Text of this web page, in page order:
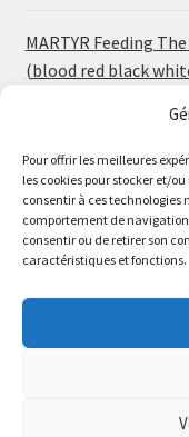
Pour offrir les meilleures
les cookies pour stocker et/
consentir à ces technologies
comportement de navigation
consentir ou de retirer son
caractéristiques et fonctions.
Le magasin de
inclus. Les
The physical
august 17th
MARTYR Feeding
(blood red black
MARTYR Warp Zone
green orange
23.00€